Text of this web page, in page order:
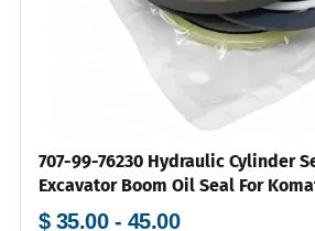
707-99-76230 Hydraulic Cylinder
Excavator Boom Oil Seal For
PC850-8
$ 35.00 - 45.00